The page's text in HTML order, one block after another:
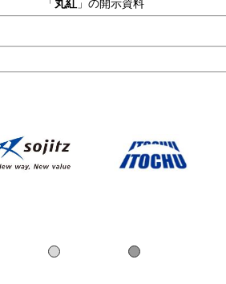
「丸紅 」の開示資料